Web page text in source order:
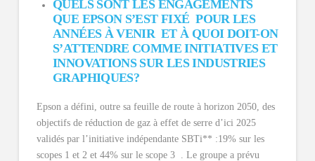
QUELS SONT LES ENGAGEMENTS
QUE EPSON S’EST FIXÉ POUR LES
ANNÉES À VENIR ET À QUOI DOIT-ON
S’ATTENDRE COMME INITIATIVES ET
INNOVATIONS SUR LES INDUSTRIES
GRAPHIQUES?
Epson a défini, outre sa feuille de route à horizon 2050, des
objectifs de réduction de gaz à effet de serre d’ici 2025
validés par l’initiative indépendante SBTi** :19% sur les
scopes 1 et 2 et 44% sur le scope 3
. Le groupe a prévu